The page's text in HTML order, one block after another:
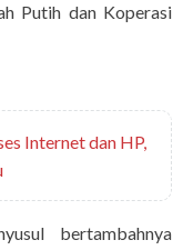
Putih dan Koperasi
Internet dan HP,
bertambahnya